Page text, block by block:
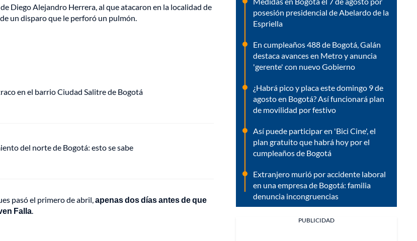
Diego Alejandro Herrera, al que atacaron en la localidad de
un disparo que le perforó un pulmón.
en el barrio Ciudad Salitre de Bogotá
del norte de Bogotá: esto se sabe
pasó el primero de abril,apenas dos días antes de que
Falla.
posesión presidencial de Abelardo de la
Espriella
En cumpleaños 488 de Bogotá, Galán
destaca avances en Metro y anuncia
'gerente' con nuevo Gobierno
¿Habrá pico y placa este domingo 9 de
agosto en Bogotá? Así funcionará plan
de movilidad por festivo
Así puede participar en 'Bici Cine', el
plan gratuito que habrá hoy por el
cumpleaños de Bogotá
Extranjero murió por accidente laboral
en una empresa de Bogotá: familia
denuncia incongruencias
PUBLICIDAD